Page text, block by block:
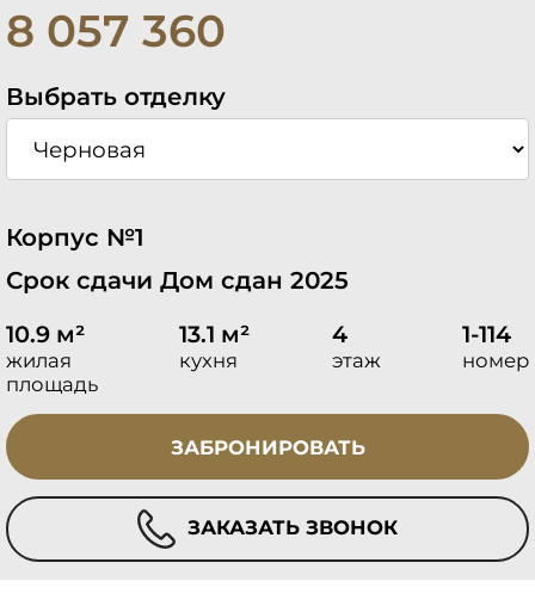
8 057 360
Выбрать отделку
Корпус №1
Срок сдачи Дом сдан 2025
10.9 м²
жилая
площадь
13.1 м²
кухня
4
этаж
1-114
номер
ЗАБРОНИРОВАТЬ
ЗАКАЗАТЬ ЗВОНОК